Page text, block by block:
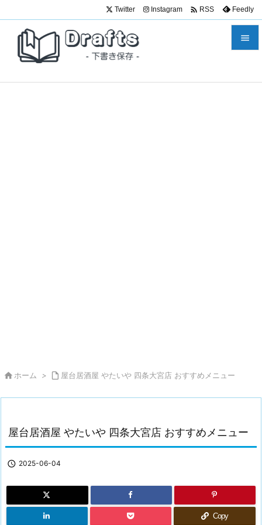

Twitter Instagram  RSS Feedly
 ホーム >  屋台居酒屋 やたいや 四条大宮店 おすすめメニュー
屋台居酒屋 やたいや 四条大宮店 おすすめメニュー
 2025-06-04
Copy